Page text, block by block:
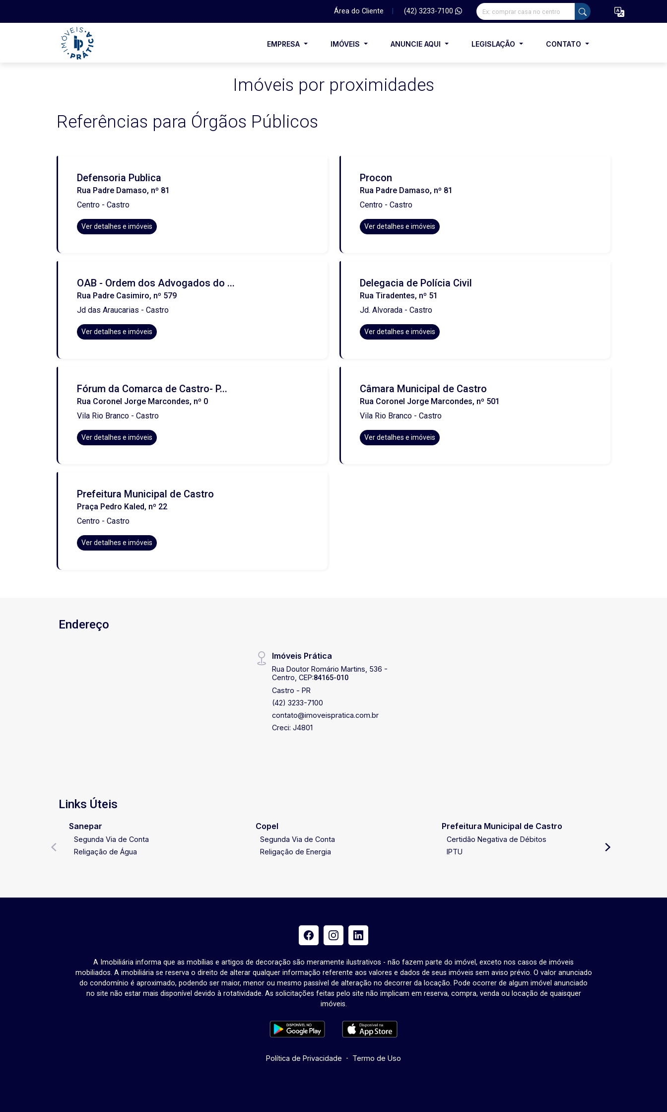
Área do Cliente (42) 3233-7100
EMPRESA IMÓVEIS ANUNCIE AQUI LEGISLAÇÃO CONTATO
Imóveis por proximidades
Referências para Órgãos Públicos
Defensoria Publica
Rua Padre Damaso, nº 81
Centro - Castro
Ver detalhes e imóveis
Procon
Rua Padre Damaso, nº 81
Centro - Castro
Ver detalhes e imóveis
OAB - Ordem dos Advogados do ...
Rua Padre Casimiro, nº 579
Jd das Araucarias - Castro
Ver detalhes e imóveis
Delegacia de Polícia Civil
Rua Tiradentes, nº 51
Jd. Alvorada - Castro
Ver detalhes e imóveis
Fórum da Comarca de Castro- P...
Rua Coronel Jorge Marcondes, nº 0
Vila Rio Branco - Castro
Ver detalhes e imóveis
Câmara Municipal de Castro
Rua Coronel Jorge Marcondes, nº 501
Vila Rio Branco - Castro
Ver detalhes e imóveis
Prefeitura Municipal de Castro
Praça Pedro Kaled, nº 22
Centro - Castro
Ver detalhes e imóveis
Endereço
Imóveis Prática
Rua Doutor Romário Martins, 536 -
Centro, CEP:84165-010
Castro - PR
(42) 3233-7100
contato@imoveispratica.com.br
Creci: J4801
Links Úteis
Sanepar
Segunda Via de Conta
Religação de Água
Copel
Segunda Via de Conta
Religação de Energia
Prefeitura Municipal de Castro
Certidão Negativa de Débitos
IPTU
A Imobiliária informa que as mobílias e artigos de decoração são meramente ilustrativos - não fazem parte do imóvel, exceto nos casos de imóveis
mobiliados. A imobiliária se reserva o direito de alterar qualquer informação referente aos valores e dados de seus imóveis sem aviso prévio. O valor anunciado
do condomínio é aproximado, podendo ser maior, menor ou mesmo passível de alteração no decorrer da locação. Pode ocorrer de algum imóvel anunciado
no site não estar mais disponível devido à rotatividade. As solicitações feitas pelo site não implicam em reserva, compra, venda ou locação de quaisquer
imóveis.
Política de Privacidade - Termo de Uso